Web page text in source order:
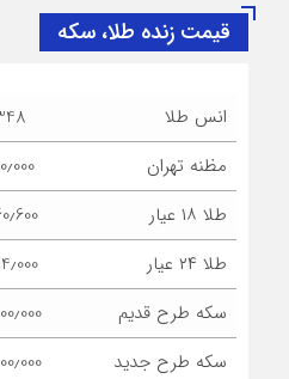
قیمت زنده طلا، سکه
انس طلا $
مظنه تهران
طلا ۱۸ عیار
طلا ۲۴ عیار
سکه طرح قدیم
سکه طرح جدید